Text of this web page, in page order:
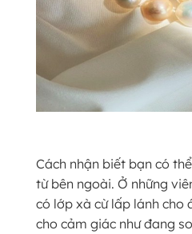
Cách nhận biết bạn có
từ bên ngoài. Ở những
có lớp xà cừ lấp lánh cho
cho cảm giác như đang